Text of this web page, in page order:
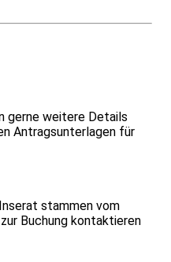
gerne weitere Details
Antragsunterlagen für
stammen vom
Buchung kontaktieren